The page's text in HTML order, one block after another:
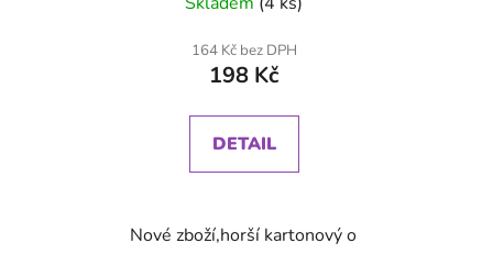
164 Kč bez DPH
198 Kč
DETAIL
Nové zboží,horší kartonový obal ,záruka 24